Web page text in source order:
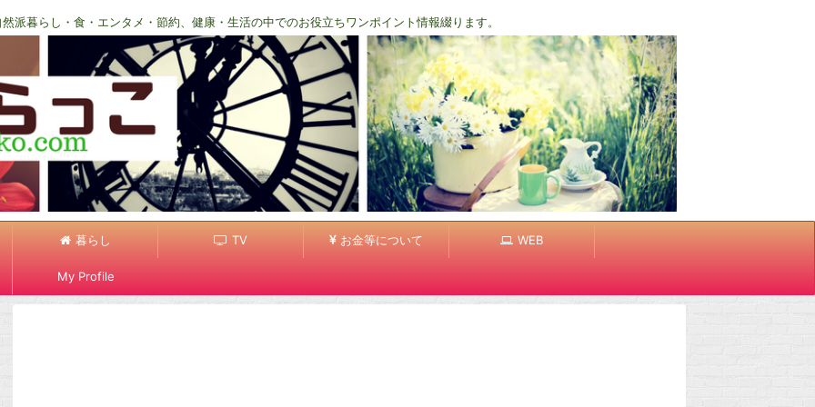
派暮らし・食・エンタメ・節約、健康・生活の中でのお役立ちワンポイント情報綴ります。
暮らし TV お金等について WEB
My Profile